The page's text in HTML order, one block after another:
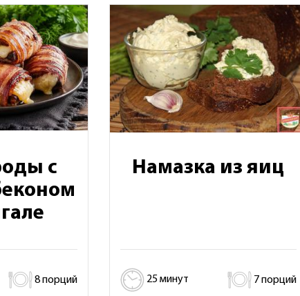
с
8 порций
Намазка из яиц
25 минут 7 порций